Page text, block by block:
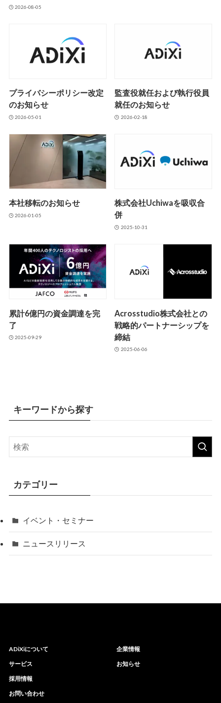
2026-08-05
プライバシーポリシー改定
のお知らせ
2026-05-01
監査役就任および執行役員
就任のお知らせ
2026-02-18
本社移転のお知らせ
2026-01-05
株式会社Uchiwaを吸収合
併
2025-10-31
累計6億円の資金調達を完
了
2025-09-29
Acrosstudio株式会社との
戦略的パートナーシップを
締結
2025-06-06
キーワードから探す
カテゴリー
イベント・セミナー
ニュースリリース
ADiXiについて
サービス
採用情報
お問い合わせ
企業情報
お知らせ